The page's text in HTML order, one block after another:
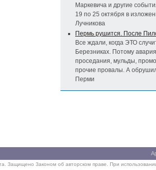
Маркевича и другие
19 по 25 октября в
Лучникова
Пермь рушится. После
Все ждали, когда ЭТО
Березниках. Потому
проседания, мульды,
прочие провалы. А
Перми
Защищено Законом об авторском праве. При